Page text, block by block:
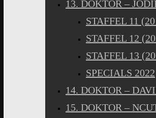
13. DOKTOR –
STAFFEL 11
STAFFEL 12
STAFFEL 13
SPECIALS 2022
14. DOKTOR –
15. DOKTOR –